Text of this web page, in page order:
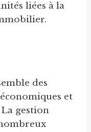
liées à la
des
et
gestion